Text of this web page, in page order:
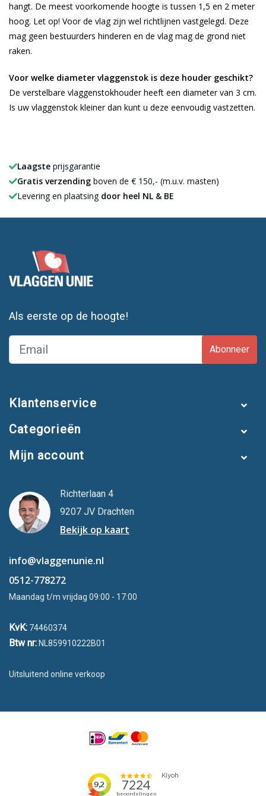
hangt. De meest voorkomende hoogte is tussen 1,5 en 2 meter
hoog. Let op! Voor de vlag zijn wel richtlijnen vastgelegd. Deze
mag geen bestuurders hinderen en de vlag mag de grond niet
raken.
Voor welke diameter vlaggenstok is deze houder geschikt?
De verstelbare vlaggenstokhouder heeft een diameter van 3 cm.
Is uw vlaggenstok kleiner dan kunt u deze eenvoudig vastzetten.
Laagste prijsgarantie
Gratis verzending boven de € 150,- (m.u.v. masten)
Levering en plaatsing door heel NL & BE
Als eerste op de hoogte!
Abonneer
Klantenservice
Categorieën
Mijn account
Richterlaan 4
9207 JV Drachten
Bekijk op kaart
info@vlaggenunie.nl
0512-778272
Maandag t/m vrijdag 09:00 - 17:00
KvK: 74460374
Btw nr: NL859910222B01
Uitsluitend online verkoop